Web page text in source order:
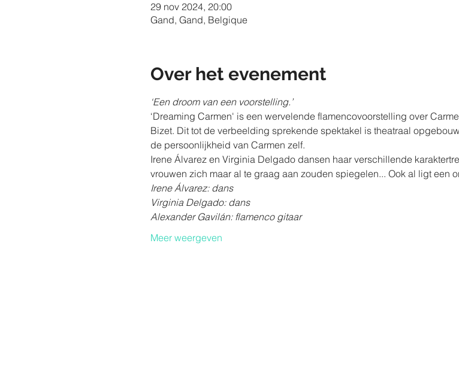
29 nov 2024, 20:00
Gand, Gand, Belgique
Over het evenement
‘Een droom van een voorstelling.’
‘Dreaming Carmen' is een wervelende flamencovoorstelling over
Bizet. Dit tot de verbeelding sprekende spektakel is theatraal
de persoonlijkheid van Carmen zelf.
Irene Álvarez en Virginia Delgado dansen haar verschillende
vrouwen zich maar al te graag aan zouden spiegelen... Ook al ligt een
Irene Álvarez: dans
Virginia Delgado: dans
Alexander Gavilán: flamenco gitaar
Meer weergeven